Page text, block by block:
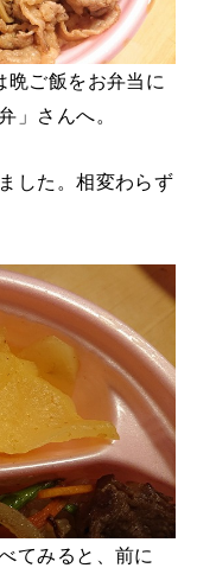
晩ご飯をお弁当に
」さんへ。
した。相変わらず
てみると、前に